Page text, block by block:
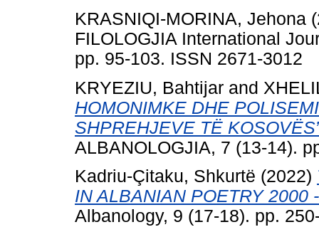
KRASNIQI-MORINA, Jehona
FILOLOGJIA International
pp. 95-103. ISSN 2671-3012
KRYEZIU, Bahtijar and
HOMONIMKE DHE
SHPREHJEVE TЁ
ALBANOLOGJIA, 7 (13-14).
Kadriu-Çitaku, Shkurtë (2022)
IN ALBANIAN POETRY 2000
Albanology, 9 (17-18). pp.